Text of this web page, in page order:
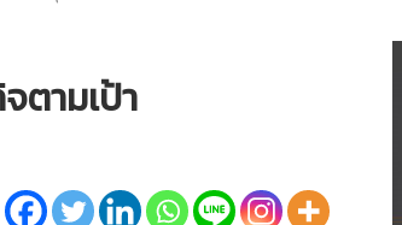
ตามเป้า